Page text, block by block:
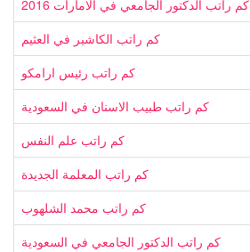
كم راتب الدكتور الجامعي في الامارات 2016
كم راتب الكاشير في العثيم
كم راتب رئيس ارامكو
كم راتب طبيب الاسنان في السعودية
كم راتب علم النفس
كم راتب المعلمة الجديدة
كم راتب محمد الشلهوب
كم راتب الدكتور الجامعي في السعودية